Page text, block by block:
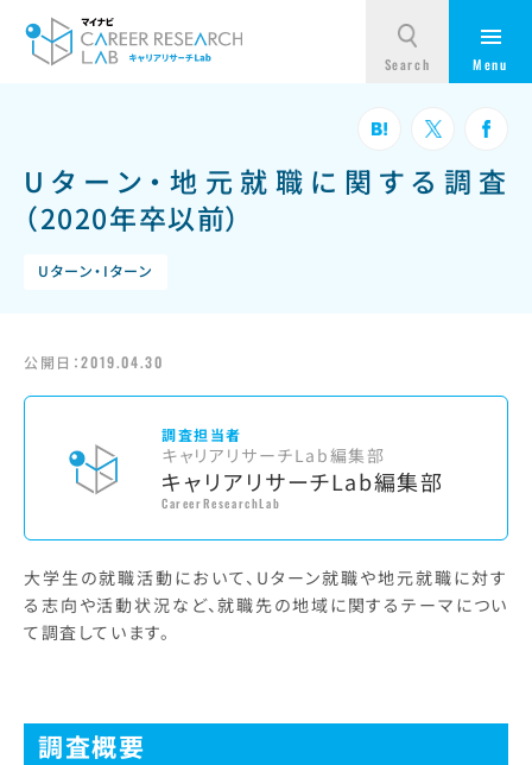
Uターン・地元就職に関する調査
（2020年卒以前）
Uターン・Iターン
公開日：2019.04.30
調査担当者
キャリアリサーチLab編集部
キャリアリサーチLab編集部
CareerResearchLab
大学生の就職活動において、Uターン就職や地元就職に対す
る志向や活動状況など、就職先の地域に関するテーマについ
て調査しています。
調査概要